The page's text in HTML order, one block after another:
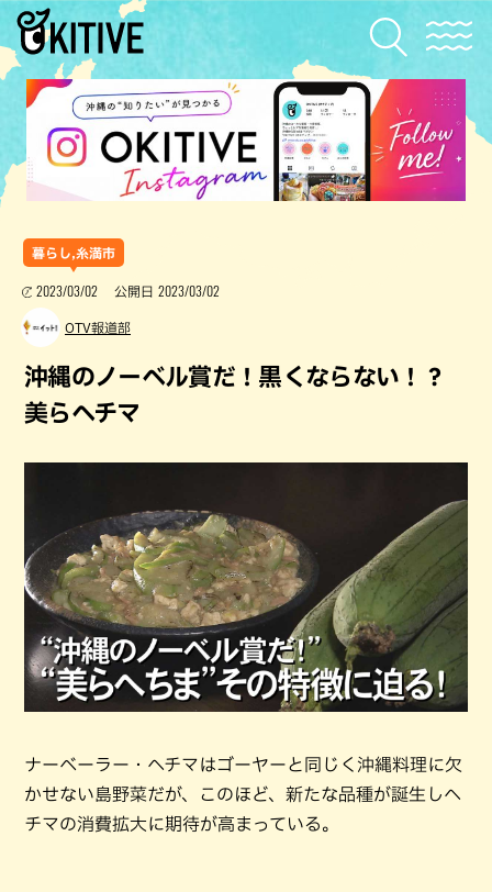
暮らし,糸満市
2023/03/02 公開日 2023/03/02
OTV報道部
沖縄のノーベル賞だ！黒くならない！？
美らヘチマ
ナーべーラー・ヘチマはゴーヤーと同じく沖縄料理に欠
かせない島野菜だが、このほど、新たな品種が誕生しヘ
チマの消費拡大に期待が高まっている。